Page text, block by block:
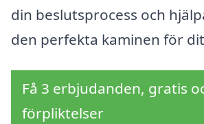
din beslutsprocess och
den perfekta kaminen för
Få 3 erbjudanden, gratis
förpliktelser